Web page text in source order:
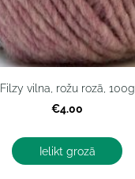
Filzy vilna, rožu rozā, 100g
€4.00
Ielikt grozā